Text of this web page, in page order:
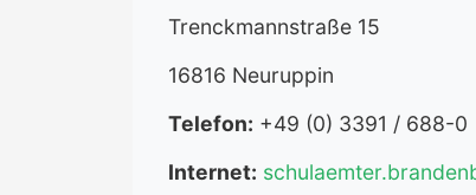
Trenckmannstraße 15
16816 Neuruppin
Telefon: +49 (0) 3391 / 688-0
Internet: